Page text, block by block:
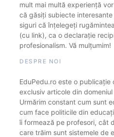
mult mai multă experiență
că găsiți subiecte
siguri că înțelegeți
(cu link), ca o declarație
profesionalism. Vă mulțumim!
DESPRE NOI
EduPedu.ro este o
exclusiv articole din
Urmărim constant cum sunt
cum face politicile din
îi formează pe profesori, cât
care trăim sunt sistemele de